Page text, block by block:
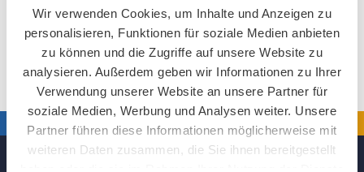
Wir verwenden Cookies, um Inhalte und Anzeigen zu
personalisieren, Funktionen für soziale Medien anbieten
zu können und die Zugriffe auf unsere Website zu
analysieren. Außerdem geben wir Informationen zu Ihrer
Verwendung unserer Website an unsere Partner für
soziale Medien, Werbung und Analysen weiter. Unsere
Partner führen diese Informationen möglicherweise mit
weiteren Daten zusammen, die Sie ihnen bereitgestellt